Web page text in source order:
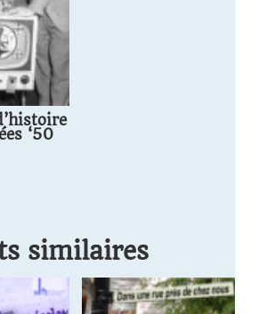
‘50
similaires